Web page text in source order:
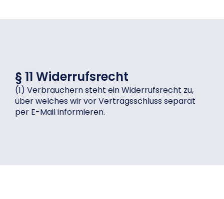
§ 11 Widerrufsrecht
(1) Verbrauchern steht ein Widerrufsrecht zu,
über welches wir vor Vertragsschluss separat
per E-Mail informieren.